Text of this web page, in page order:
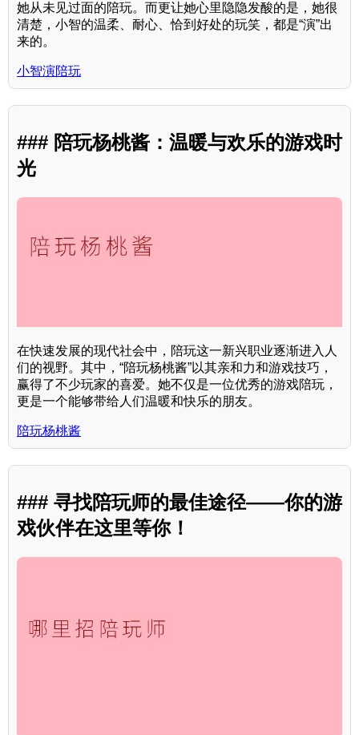
她从未见过面的陪玩。而更让她心里隐隐发酸的是，她很
清楚，小智的温柔、耐心、恰到好处的玩笑，都是“演”出
来的。
小智演陪玩
### 陪玩杨桃酱：温暖与欢乐的游戏时
光
在快速发展的现代社会中，陪玩这一新兴职业逐渐进入人
们的视野。其中，“陪玩杨桃酱”以其亲和力和游戏技巧，
赢得了不少玩家的喜爱。她不仅是一位优秀的游戏陪玩，
更是一个能够带给人们温暖和快乐的朋友。
陪玩杨桃酱
### 寻找陪玩师的最佳途径——你的游
戏伙伴在这里等你！